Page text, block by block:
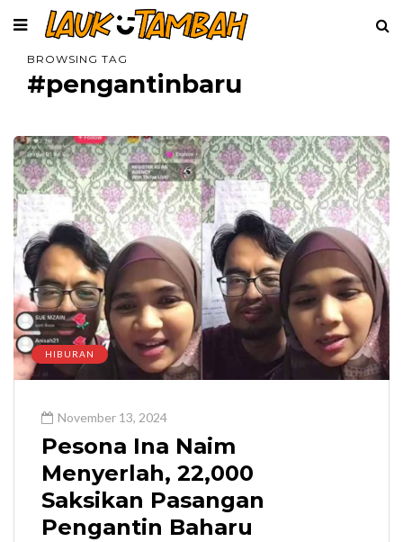
BROWSING TAG
#pengantinbaru
HIBURAN
November 13, 2024
Pesona Ina Naim
Menyerlah, 22,000
Saksikan Pasangan
Pengantin Baharu